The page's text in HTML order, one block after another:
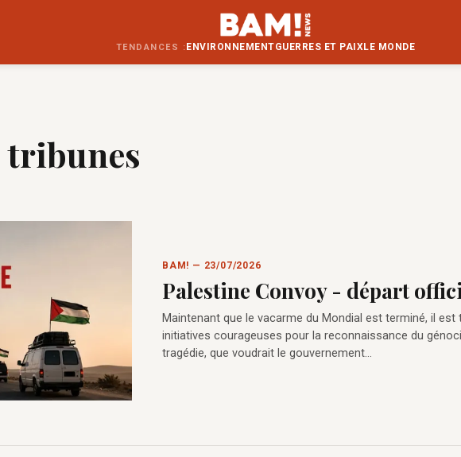
TENDANCES : ENVIRONNEMENTGUERRES ET PAIXLE MONDE
BAM! — 23/07/2026
Palestine Convoy - départ
Maintenant que le vacarme du Mondial est terminé, il
initiatives courageuses pour la reconnaissance du
tragédie, que voudrait le gouvernement…